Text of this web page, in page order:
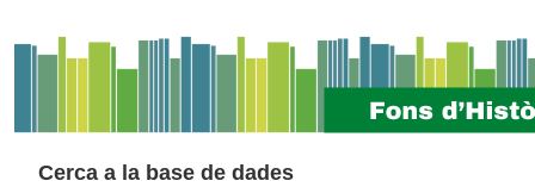
Cerca a la base de dades